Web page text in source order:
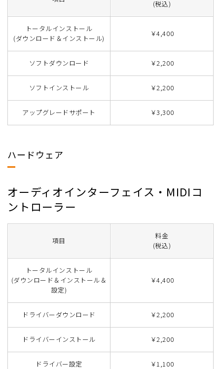
(税込)
トータルインストール
(ダウンロード＆インストール)
￥4,400
ソフトダウンロード ￥2,200
ソフトインストール ￥2,200
アップグレードサポート ￥3,300
ハードウェア
オーディオインターフェイス・MIDIコ
ントローラー
項目
料金
(税込)
トータルインストール
(ダウンロード＆インストール＆
設定)
￥4,400
ドライバーダウンロード ￥2,200
ドライバーインストール ￥2,200
ドライバー設定 ￥1,100